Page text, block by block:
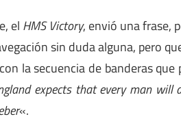
el HMS Victory, envió una frase,
sin duda alguna, pero
la secuencia de banderas que
expects that every man will
«.